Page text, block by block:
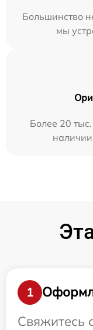
Большинство
мы
Более 20
1
Свяжитесь